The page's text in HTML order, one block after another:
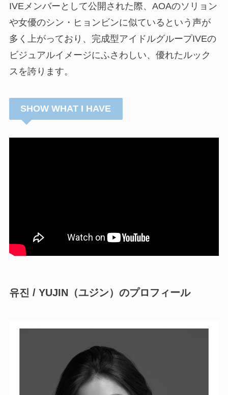
IVEメンバーとして公開された際、AOAのソリョン
や女優のシン・ヒョンビンに似ているという声が
多く上がっており、完成型アイドルグループIVEの
ビジュアルイメージにふさわしい、優れたルック
スを誇ります。
SHOW WHAT I HAVE
유진 / YUJIN（ユジン）のプロフィール